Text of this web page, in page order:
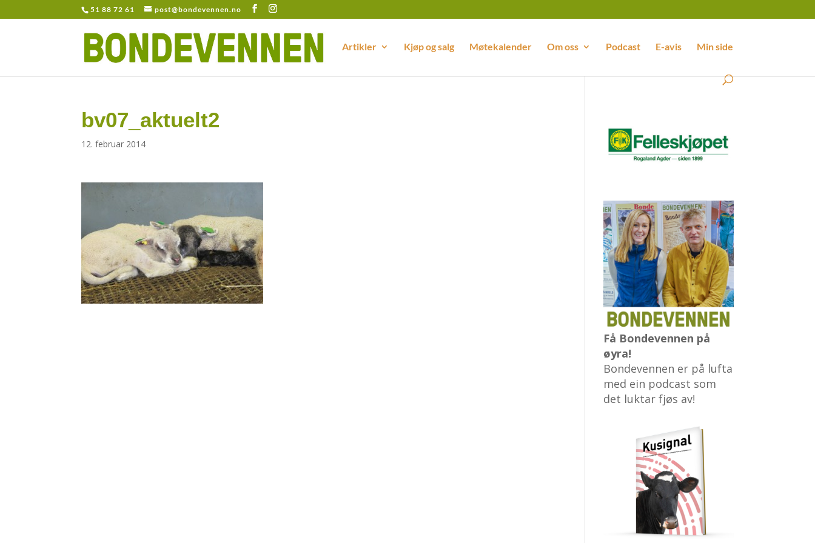
51 88 72 61 post@bondevennen.no
Artikler Kjøp og salg Møtekalender Om oss Podcast E-avis Min side
bv07_aktuelt2
12. februar 2014
Få Bondevennen på
øyra!
Bondevennen er på lufta
med ein podcast som
det luktar fjøs av!